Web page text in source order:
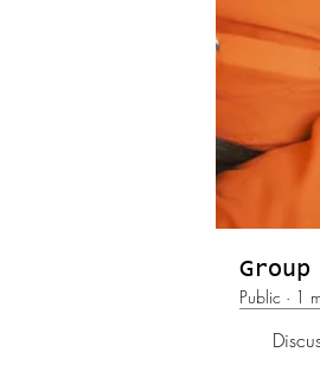
Group
Public · 1